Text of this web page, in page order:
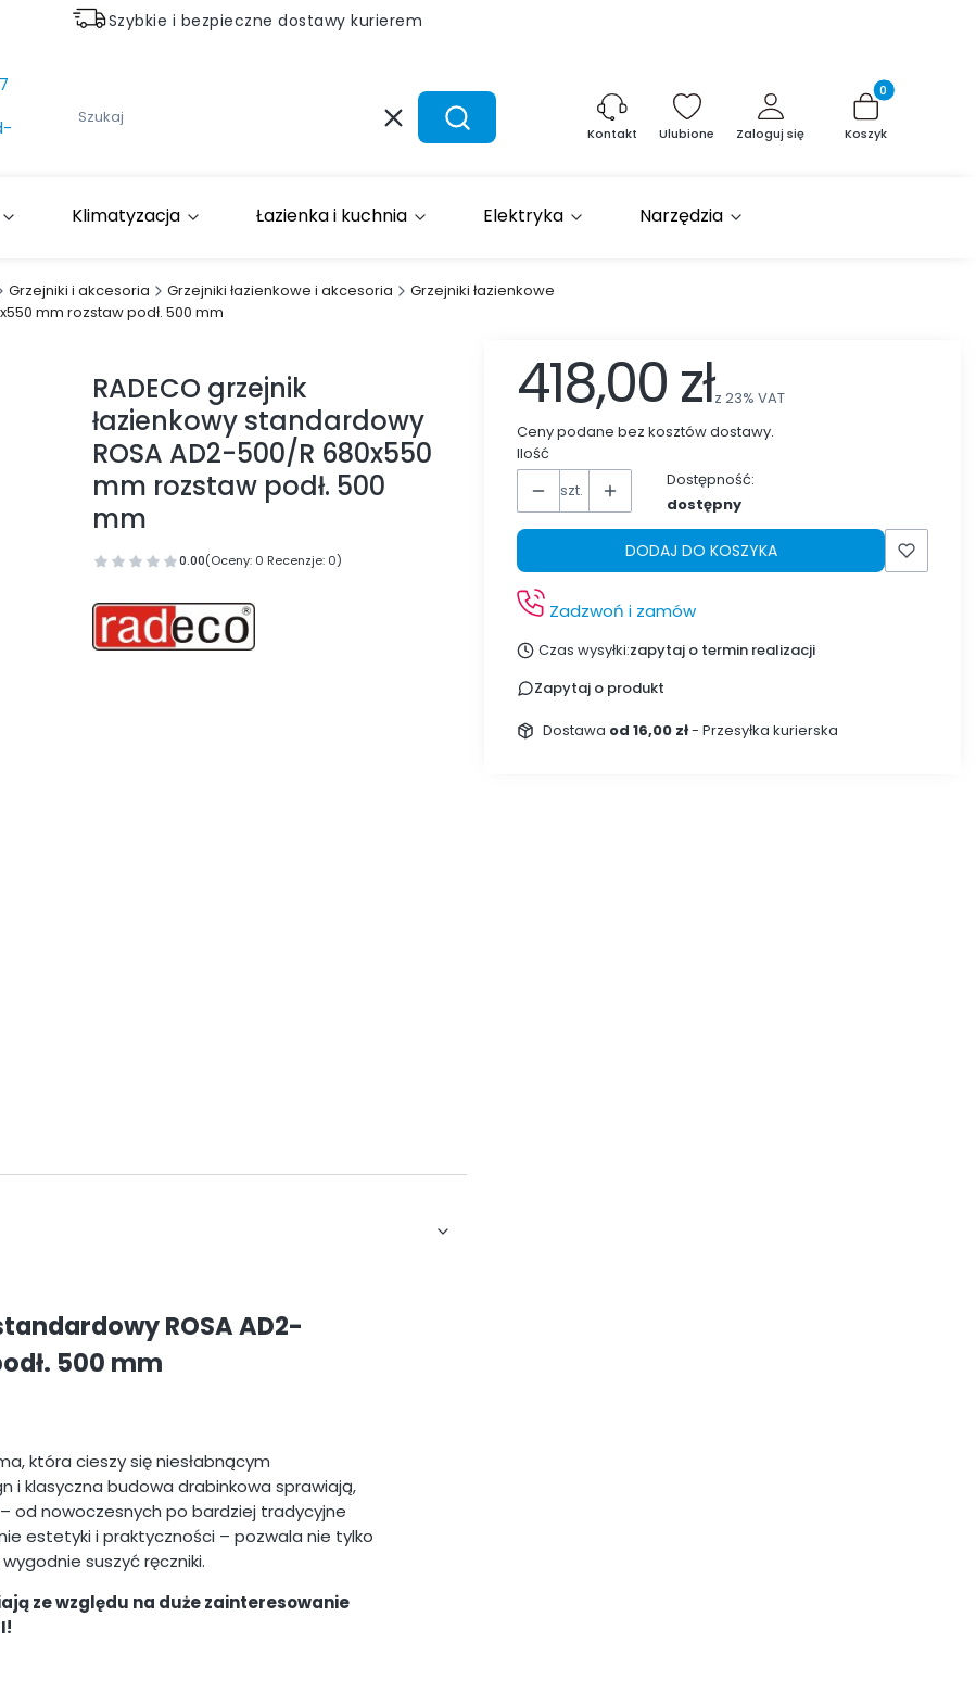
Szybkie i bezpieczne dostawy kurierem
WyczyśćSzukaj Kontakt Ulubione Zaloguj się
Produkty w
Koszyk
Klimatyzacja Łazienka i kuchnia Elektryka Narzędzia
Grzejniki i akcesoria Grzejniki łazienkowe i akcesoria
Grzejniki łazienkowe
mm rozstaw podł. 500 mm
RADECO grzejnik
łazienkowy standardowy
ROSA AD2-500/R 680x550
mm rozstaw podł. 500
mm
0.00(Oceny: 0 Recenzje: 0)
ROSA AD2-
500 mm
która cieszy się niesłabnącym
i klasyczna budowa drabinkowa sprawiają,
od nowoczesnych po bardziej tradycyjne
estetyki i praktyczności – pozwala nie tylko
suszyć ręczniki.
ze względu na duże zainteresowanie
418,00 złz 23% VAT
Ceny podane bez kosztów dostawy.
Ilość
szt.
Dostępność:
dostępny
DODAJ DO KOSZYKA
Zadzwoń i zamów
Czas wysyłki:zapytaj o termin realizacji
Zapytaj o produkt
Dostawa od 16,00 zł- Przesyłka kurierska